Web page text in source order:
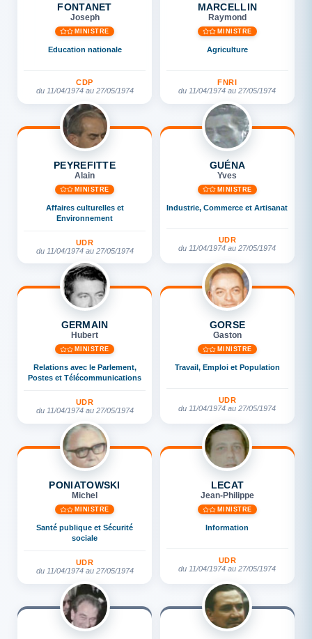
FONTANET
Joseph
MINISTRE
Education nationale
CDP
du 11/04/1974 au 27/05/1974
MARCELLIN
Raymond
MINISTRE
Agriculture
FNRI
du 11/04/1974 au 27/05/1974
PEYREFITTE
Alain
MINISTRE
Affaires culturelles et
Environnement
UDR
du 11/04/1974 au 27/05/1974
GUÉNA
Yves
MINISTRE
Industrie, Commerce et Artisanat
UDR
du 11/04/1974 au 27/05/1974
GERMAIN
Hubert
MINISTRE
Relations avec le Parlement,
Postes et Télécommunications
UDR
du 11/04/1974 au 27/05/1974
GORSE
Gaston
MINISTRE
Travail, Emploi et Population
UDR
du 11/04/1974 au 27/05/1974
PONIATOWSKI
Michel
MINISTRE
Santé publique et Sécurité
sociale
UDR
du 11/04/1974 au 27/05/1974
LECAT
Jean-Philippe
MINISTRE
Information
UDR
du 11/04/1974 au 27/05/1974